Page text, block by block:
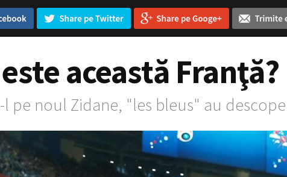
această Franţă?
pe noul Zidane, "les bleus" au